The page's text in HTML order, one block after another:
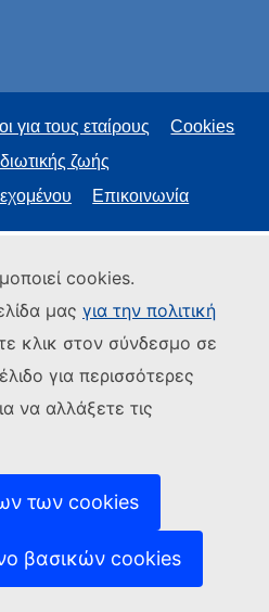
cookies.
μας για την πολιτική
κλικ στον σύνδεσμο σε
για περισσότερες
να αλλάξετε τις
των cookies
βασικών cookies
για τους εταίρους
Cookies
ζωής
Επικοινωνία